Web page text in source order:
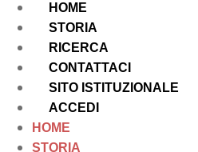
HOME
STORIA
RICERCA
CONTATTACI
SITO ISTITUZIONALE
ACCEDI
HOME
STORIA